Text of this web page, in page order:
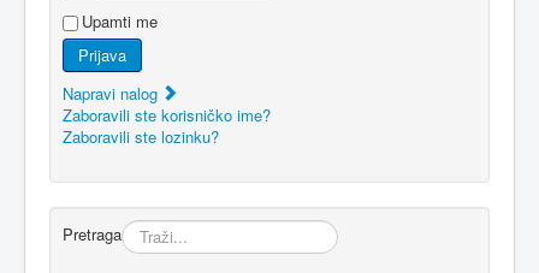
Upamti me
Prijava
Napravi nalog
Zaboravili ste korisničko ime?
Zaboravili ste lozinku?
Pretraga